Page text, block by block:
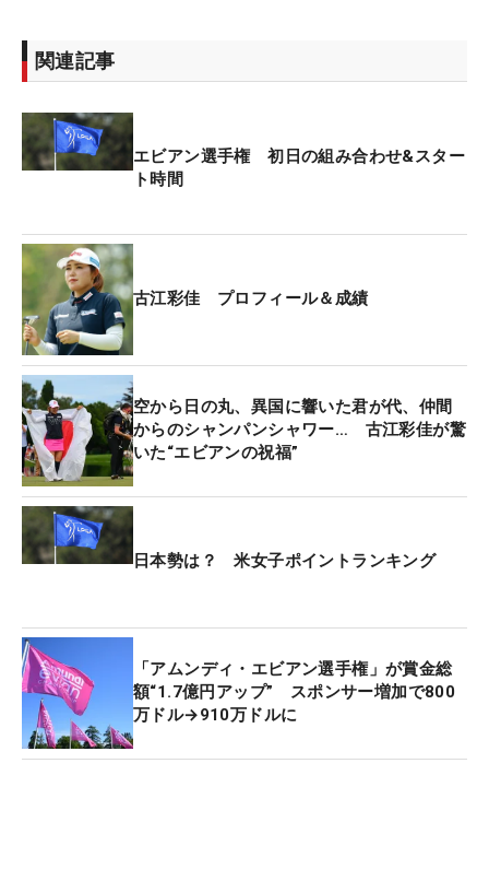
だ今年、プレッシャーには変化も。「ディフェンデ
ィングではないので、優勝できたという記憶がある
とは趣も少し異なる。
コースは、優勝時から少し様変わりした。「1番は
が広くなった。5番は（グリーン）手前の感じが全
然違う。ここも少し広くなったので、頭をリフレッ
シュして」。練習ラウンドでも、しっかりとその特
徴を頭に入れた。
今季はなかなか思うようにいかない時間が続いた。
開幕戦の「ヒルトングランドバケーションズ トーナ
メント・オブ・チャンピオンズ」では9位になった
が、その後はなかなか上位争いに絡めず。それでも
西村優菜とのペアで出場した6月の「ダウ選手権」
で、4カ月ぶりのトップ10入りとなる5位。そして古
江にとって次戦になった「KPMG全米女子プロ選手
れでもツアーのポイントランキングは、44位に甘ん
じている。さらなる上向きのため、ここは格好の舞
台でもある。
「最初のほうはうまくいかなかったけど、日本に帰
関連記事
エビアン選手権 初日の組み合わせ&スター
ト時間
古江彩佳 プロフィール＆成績
空から日の丸、異国に響いた君が代、仲間
からのシャンパンシャワー… 古江彩佳が驚
いた“エビアンの祝福”
日本勢は？ 米女子ポイントランキング
「アムンディ・エビアン選手権」が賞金総
額“1.7億円アップ” スポンサー増加で800
万ドル→910万ドルに